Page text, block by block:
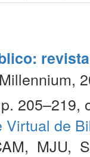
205–219,
Virtual de
, MJU,